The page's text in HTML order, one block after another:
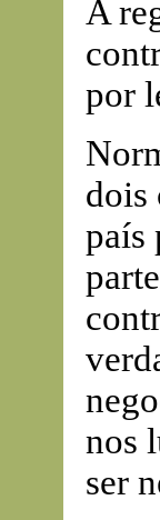
A
por
dois
país
nos
ser